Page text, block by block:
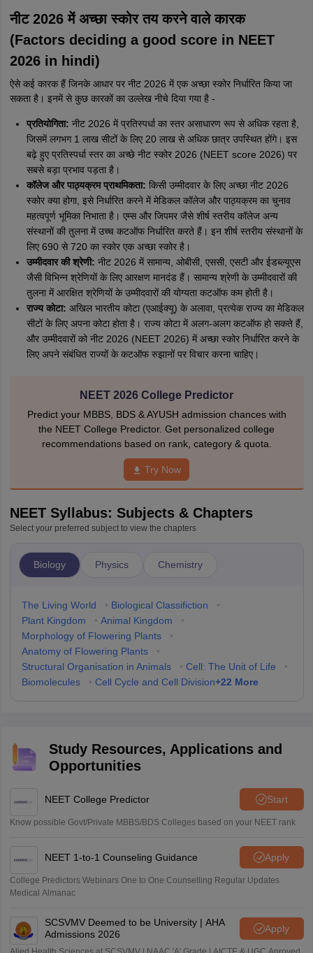
नीट 2026 में अच्छा स्कोर तय करने वाले कारक
(Factors deciding a good score in NEET
2026 in hindi)
ऐसे कई कारक हैं जिनके आधार पर नीट 2026 में एक अच्छा स्कोर निर्धारित किया जा
सकता है। इनमें से कुछ कारकों का उल्लेख नीचे दिया गया है -
प्रतियोगिता: नीट 2026 में प्रतिस्पर्धा का स्तर असाधारण रूप से अधिक रहता है,
जिसमें लगभग 1 लाख सीटों के लिए 20 लाख से अधिक छात्र उपस्थित होंगे। इस
बढ़े हुए प्रतिस्पर्धा स्तर का अच्छे नीट स्कोर 2026 (NEET score 2026) पर
सबसे बड़ा प्रभाव पड़ता है।
कॉलेज और पाठ्यक्रम प्राथमिकता: किसी उम्मीदवार के लिए अच्छा नीट 2026
स्कोर क्या होगा, इसे निर्धारित करने में मेडिकल कॉलेज और पाठ्यक्रम का चुनाव
महत्वपूर्ण भूमिका निभाता है। एम्स और जिपमर जैसे शीर्ष स्तरीय कॉलेज अन्य
संस्थानों की तुलना में उच्च कटऑफ निर्धारित करते हैं। इन शीर्ष स्तरीय संस्थानों के
लिए 690 से 720 का स्कोर एक अच्छा स्कोर है।
उम्मीदवार की श्रेणी: नीट 2026 में सामान्य, ओबीसी, एससी, एसटी और ईडब्ल्यूएस
जैसी विभिन्न श्रेणियों के लिए आरक्षण मानदंड हैं। सामान्य श्रेणी के उम्मीदवारों की
तुलना में आरक्षित श्रेणियों के उम्मीदवारों की योग्यता कटऑफ कम होती है।
राज्य कोटा: अखिल भारतीय कोटा (एआईक्यू) के अलावा, प्रत्येक राज्य का मेडिकल
सीटों के लिए अपना कोटा होता है। राज्य कोटा में अलग-अलग कटऑफ हो सकते हैं,
और उम्मीदवारों को नीट 2026 (NEET 2026) में अच्छा स्कोर निर्धारित करने के
लिए अपने संबंधित राज्यों के कटऑफ रुझानों पर विचार करना चाहिए।
NEET 2026 College Predictor
Predict your MBBS, BDS & AYUSH admission chances with
the NEET College Predictor. Get personalized college
recommendations based on rank, category & quota.
Try Now
NEET Syllabus: Subjects & Chapters
Select your preferred subject to view the chapters
Biology Physics Chemistry
The Living World • Biological Classifiction
•
Plant Kingdom
• Animal Kingdom
•
Morphology of Flowering Plants
•
Anatomy of Flowering Plants
•
Structural Organisation in Animals
• Cell: The Unit of Life
•
Biomolecules
• Cell Cycle and Cell Division+22 More
Study Resources, Applications and
Opportunities
NEET College Predictor Start
Know possible Govt/Private MBBS/BDS Colleges based on your NEET rank
NEET 1-to-1 Counseling Guidance Apply
College Predictors Webinars One to One Counselling Regular Updates
Medical Almanac
SCSVMV Deemed to be University | AHA
Admissions 2026
Apply